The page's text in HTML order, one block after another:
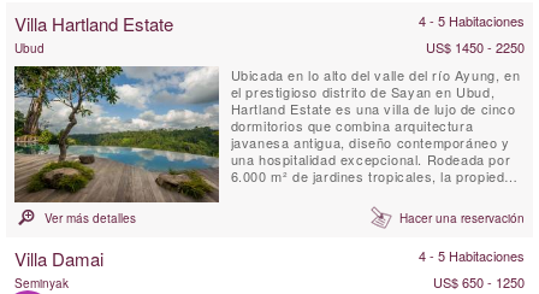
Villa Hartland Estate 4 - 5 Habitaciones
Ubud
US$ 1450 - 2250
Ubicada en lo alto del valle del río Ayung, en
el prestigioso distrito de Sayan en Ubud,
Hartland Estate es una villa de lujo de cinco
dormitorios que combina arquitectura
javanesa antigua, diseño contemporáneo y
una hospitalidad excepcional. Rodeada por
6.000 m² de jardines tropicales, la propiedad
de agua salada de 26 metros alimentada por
un manantial natural, vistas panorámicas al
Ver más detalles Hacer una reservación
Villa Damai 4 - 5 Habitaciones
Seminyak US$ 650 - 1250